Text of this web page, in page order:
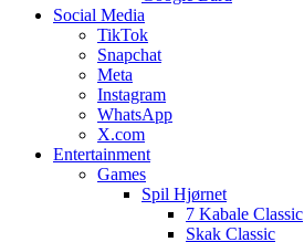
Social Media
TikTok
Snapchat
Meta
Instagram
WhatsApp
X.com
Entertainment
Games
Spil Hjørnet
7 Kabale Classic
Skak Classic